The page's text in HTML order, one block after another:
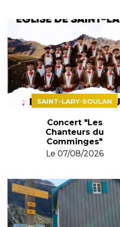
SAINT-LARY-SOULAN
Concert "Les
Chanteurs du
Comminges"
Le 07/08/2026